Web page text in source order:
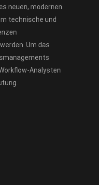
neuen, modernen
technische und
Um das
Analysten